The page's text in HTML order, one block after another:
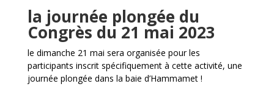
la journée plongée du
Congrès du 21 mai 2023
le dimanche 21 mai sera organisée pour les
participants inscrit spécifiquement à cette activité, une
journée plongée dans la baie d’Hammamet !